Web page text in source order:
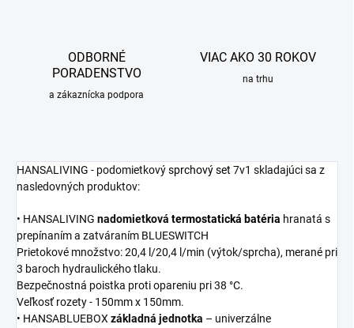
ODBORNÉ
PORADENSTVO
a zákaznícka podpora
VIAC AKO 30 ROKOV
na trhu
HANSALIVING - podomietkovýsprchový set 7v1 skladajúci sa z
nasledovných produktov:
• HANSALIVING nadomietková termostatická batéria hranatá s
prepínaním a zatváraním BLUESWITCH
Prietokové množstvo: 20,4 l/20,4 l/min (výtok/sprcha), merané pri
3 baroch hydraulického tlaku.
Bezpečnostná poistka proti opareniu pri 38 °C.
Veľkosť rozety - 150mm x 150mm.
• HANSABLUEBOXzákladná jednotka – univerzálne